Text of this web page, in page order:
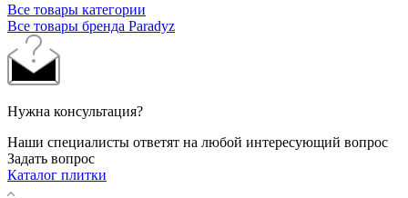
Все товары категории
Все товары бренда Paradyz
Нужна консультация?
Наши специалисты ответят на любой интересующий вопрос
Задать вопрос
Каталог плитки